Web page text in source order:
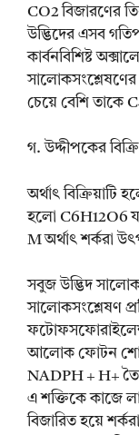
CO2 বিজারণের
উদ্ভিদের এসব
কার্বনবিশিষ্ট
সালোকসংশ্লেষণের
চেয়ে বেশি তাকে
গ. উদ্দীপকের
অর্থাৎ বিক্রিয়াটি
হলো C6H12O6
M অর্থাৎ শর্করা
সবুজ উদ্ভিদ
সালোকসংশ্লেষণ
আলোক ফোটন
NADPH + H+
এ শক্তিকে কাজে
বিজারিত হয়ে